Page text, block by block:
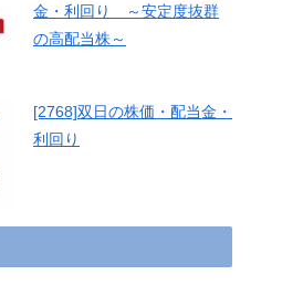
金・利回り ～安定度抜群
の高配当株～
[2768]双日の株価・配当金・
利回り